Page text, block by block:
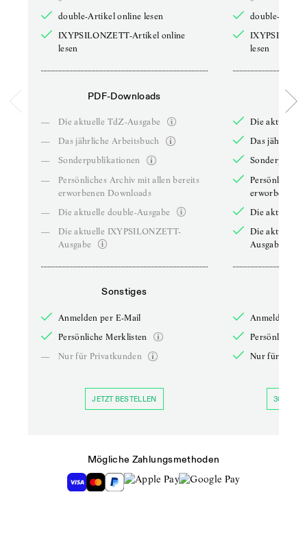
double-Artikel online lesen
IXYPSILONZETT-Artikel online
lesen
PDF-Downloads
—
Die aktuelle TdZ-Ausgabe
—
Das jährliche Arbeitsbuch
—
Sonderpublikationen
—
Persönliches Archiv mit allen bereits
erworbenen Downloads
—
Die aktuelle double-Ausgabe
—
Die aktuelle IXYPSILONZETT-
Ausgabe
Sonstiges
Anmelden per E-Mail
Persönliche Merklisten
—
Nur für Privatkunden
JETZT BESTELLEN
double-
lesen
Die aktuelle
Das jährliche
Persönliches
erworbenen
Die aktuelle
Die aktuelle
Ausgabe
Anmelden
Persönliche
Nur für
30 TAGE
Mögliche Zahlungsmethoden